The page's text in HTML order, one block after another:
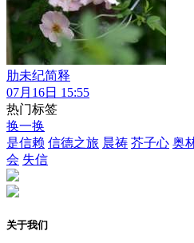
肋未纪简释
07月16日 15:55
热门标签
换一换
是信赖 信德之旅 晨祷 芥子心 奥
会 失信
关于我们